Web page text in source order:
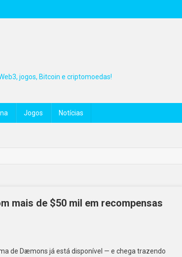
jogos, Bitcoin e criptomoedas!
Jogos Notícias
mais de $50 mil em recompensas
de Dæmons já está disponível — e chega trazendo